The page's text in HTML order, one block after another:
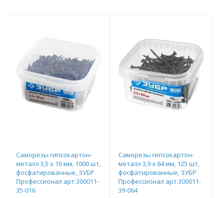
Саморезы гипсокартон-
металл 3,5 x 16 мм, 1000 шт,
фосфатированные, ЗУБР
Профессионал арт.300011-
35-016
Саморезы гипсокартон-
металл 3,9 x 64 мм, 125 шт,
фосфатированные, ЗУБР
Профессионал арт.300011-
39-064